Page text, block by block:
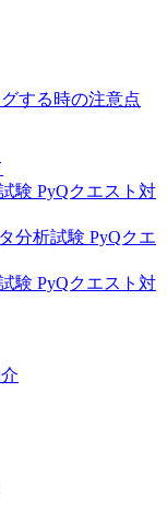
する時の注意点
験 PyQクエスト対
分析試験 PyQクエ
験 PyQクエスト対